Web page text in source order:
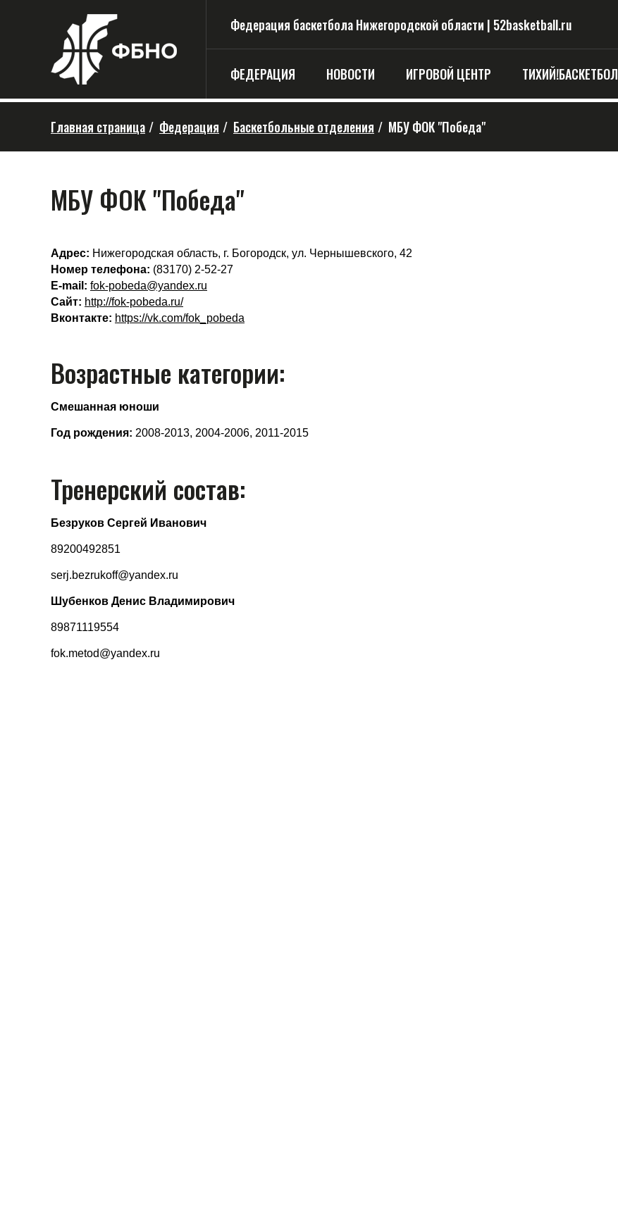
Федерация баскетбола Нижегородской области | 52basketball.ru
ФЕДЕРАЦИЯ НОВОСТИ ИГРОВОЙ ЦЕНТР ТИХИЙ!БАСКЕТБОЛ
Главная страница / Федерация / Баскетбольные отделения / МБУ ФОК "Победа"
МБУ ФОК "Победа"
Адрес: Нижегородская область, г. Богородск, ул. Чернышевского, 42
Номер телефона: (83170) 2-52-27
E-mail: fok-pobeda@yandex.ru
Сайт: http://fok-pobeda.ru/
Вконтакте: https://vk.com/fok_pobeda
Возрастные категории:
Смешанная юноши
Год рождения: 2008-2013, 2004-2006, 2011-2015
Тренерский состав:
Безруков Сергей Иванович
89200492851
serj.bezrukoff@yandex.ru
Шубенков Денис Владимирович
89871119554
fok.metod@yandex.ru